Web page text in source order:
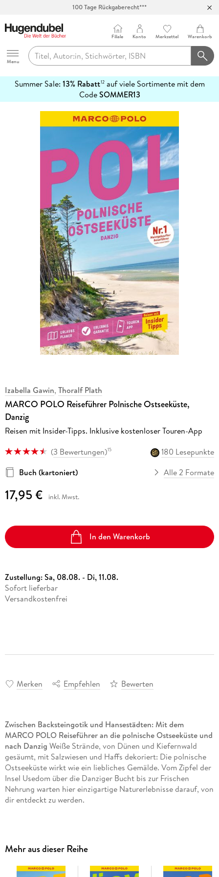
Hugendubel
Menu
Filiale Konto Merkzettel Warenkorb
Summer Sale: 13% Rabatt12auf viele Sortimente mit dem
CodeSOMMER13
erfahren
Izabella Gawin, Thoralf Plath
MARCO POLO Reiseführer Polnische Ostseeküste,
Danzig
Reisen mit Insider-Tipps. Inklusive kostenloser Touren-App
(3 Bewertungen)15
180 Lesepunkte
Buch (kartoniert)
Alle 2 Formate
17,95 € inkl. Mwst.
In den Warenkorb
Zustellung:Sa, 08.08. - Di, 11.08.
Sofort lieferbar
Versandkostenfrei
Merken Empfehlen Bewerten
Zwischen Backsteingotik und Hansestädten: Mit dem
MARCO POLO Reiseführer an die polnische Ostseeküste und
nach Danzig Weiße Strände, von Dünen und Kiefernwald
gesäumt, mit Salzwiesen und Haffs dekoriert: Die polnische
Ostseeküste wirkt wie ein liebliches Gemälde. Vom Zipfel der
Insel Usedom über die Danziger Bucht bis zur Frischen
Nehrung warten hier einzigartige Naturerlebnisse darauf, von
dir entdeckt zu werden.
ohne lange Vorbereitung bestens gerüstet für den perfekten
Urlaub am Ostseestrand!
Mehr aus dieser Reihe